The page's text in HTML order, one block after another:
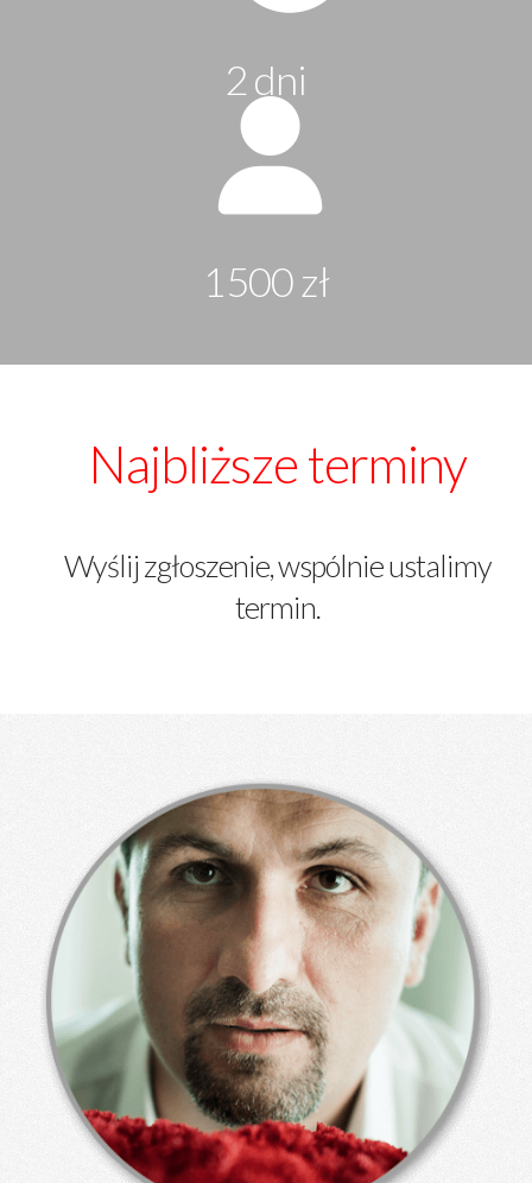
2 dni
1500 zł
Najbliższe terminy
Wyślij zgłoszenie, wspólnie ustalimy
termin.